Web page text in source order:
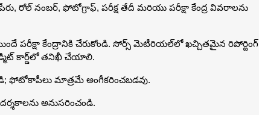
రోల్ నంబర్, ఫోటోగ్రాఫ్, పరీక్ష తేదీ మరియు పరీక్షా కేంద్ర వివరాలను
పరీక్షా కేంద్రానికి చేరుకోండి. సోర్స్ మెటీరియల్‌లో ఖచ్చితమైన రిపోర్టింగ్
కార్డ్‌లో తనిఖీ చేయాలి.
ఫోటోకాపీలు మాత్రమే అంగీకరించబడవు.
అనుసరించండి.